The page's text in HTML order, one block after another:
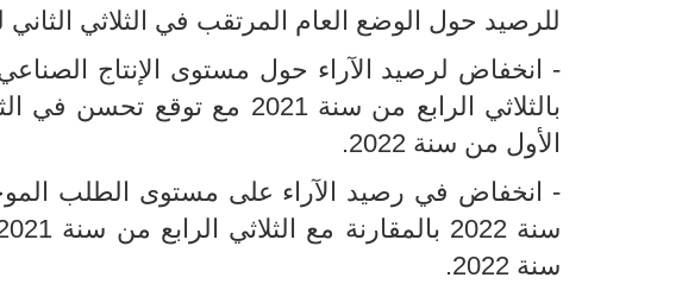
للرصيد حول الوضع العام المرتقب في الثلاثي الثاني
-
الأول من سنة 2022.
- انخفاض في رصيد الآراء على مستوى الطلب
سنة 2022.